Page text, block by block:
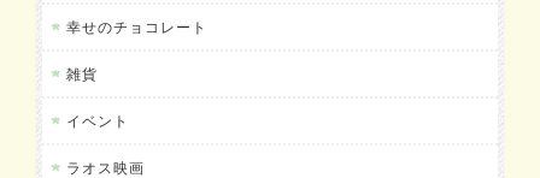
幸せのチョコレート
雑貨
イベント
ラオス映画